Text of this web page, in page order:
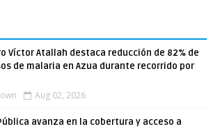
Víctor Atallah destaca reducción de 82% de
de malaria en Azua durante recorrido por
Aug 02, 2026
avanza en la cobertura y acceso a